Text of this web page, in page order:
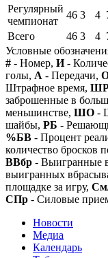
Регулярный
чемпионат
46 3 4
Всего
46 3 4
Условные
# - Номер, И-
голы, А - Передачи,
Штрафное время,
заброшенные в
меньшинстве, ШО -
шайбы, РБ -
%БВ - Процент
количество бросков
ВВбр - Выигранные
выигранных
площадке за игру,
СПр - Силовые
Новости
Медиа
Календарь